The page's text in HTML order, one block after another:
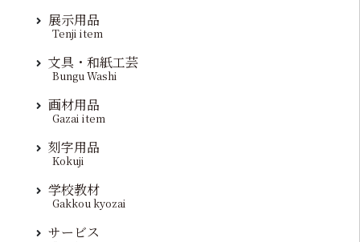
展示用品
Tenji item
文具・和紙工芸
Bungu Washi
画材用品
Gazai item
刻字用品
Kokuji
学校教材
Gakkou kyozai
サービス